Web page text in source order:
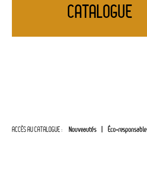
CATALOGUE
ACCÈS AU CATALOGUE : Nouveautés Éco-responsable